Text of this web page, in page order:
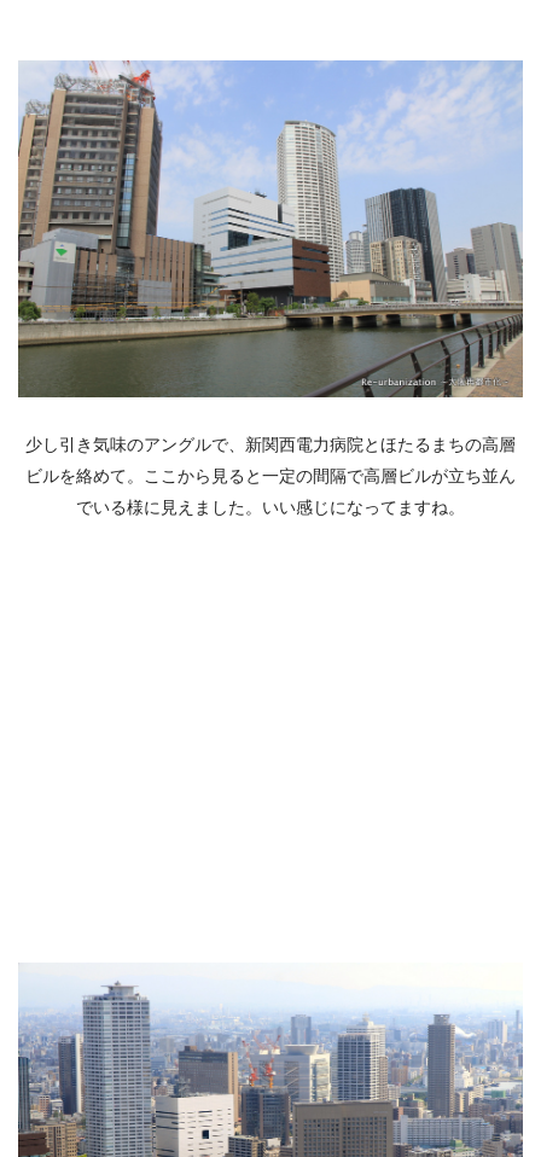
少し引き気味のアングルで、新関西電力病院とほたるまちの高層
ビルを絡めて。ここから見ると一定の間隔で高層ビルが立ち並ん
でいる様に見えました。いい感じになってますね。